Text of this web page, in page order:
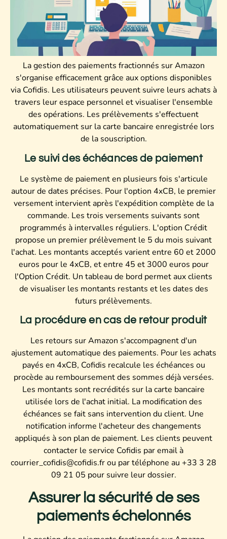
La gestion des paiements fractionnés sur Amazon
s'organise efficacement grâce aux options disponibles
via Cofidis. Les utilisateurs peuvent suivre leurs achats à
travers leur espace personnel et visualiser l'ensemble
des opérations. Les prélèvements s'effectuent
automatiquement sur la carte bancaire enregistrée lors
de la souscription.
Le suivi des échéances de paiement
Le système de paiement en plusieurs fois s'articule
autour de dates précises. Pour l'option 4xCB, le premier
versement intervient après l'expédition complète de la
commande. Les trois versements suivants sont
programmés à intervalles réguliers. L'option Crédit
propose un premier prélèvement le 5 du mois suivant
l'achat. Les montants acceptés varient entre 60 et 2000
euros pour le 4xCB, et entre 45 et 3000 euros pour
l'Option Crédit. Un tableau de bord permet aux clients
de visualiser les montants restants et les dates des
futurs prélèvements.
La procédure en cas de retour produit
Les retours sur Amazon s'accompagnent d'un
ajustement automatique des paiements. Pour les achats
payés en 4xCB, Cofidis recalcule les échéances ou
procède au remboursement des sommes déjà versées.
Les montants sont recrédités sur la carte bancaire
utilisée lors de l'achat initial. La modification des
échéances se fait sans intervention du client. Une
notification informe l'acheteur des changements
appliqués à son plan de paiement. Les clients peuvent
contacter le service Cofidis par email à
courrier_cofidis@cofidis.frou par téléphone au +33 3 28
09 21 05 pour suivre leur dossier.
Assurer la sécurité de ses
paiements échelonnés